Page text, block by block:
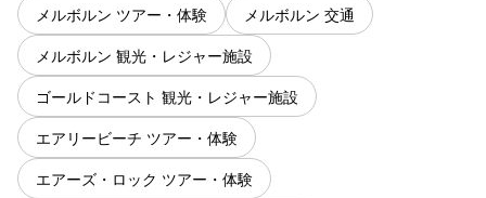
メルボルン ツアー・体験
メルボルン 交通
メルボルン 観光・レジャー施設
ゴールドコースト 観光・レジャー施設
エアリービーチ ツアー・体験
エアーズ・ロック ツアー・体験